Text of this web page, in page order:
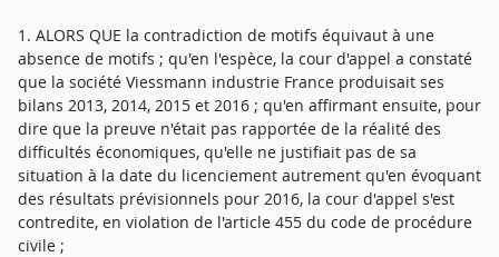
1. ALORS QUE la contradiction de motifs équivaut à une
absence de motifs ; qu'en l'espèce, la cour d'appel a constaté
que la société Viessmann industrie France produisait ses
bilans 2013, 2014, 2015 et 2016 ; qu'en affirmant ensuite, pour
dire que la preuve n'était pas rapportée de la réalité des
difficultés économiques, qu'elle ne justifiait pas de sa
situation à la date du licenciement autrement qu'en évoquant
des résultats prévisionnels pour 2016, la cour d'appel s'est
contredite, en violation de l'article 455 du code de procédure
civile ;